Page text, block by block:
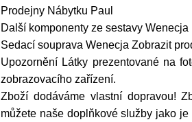
Prodejny Nábytku Paul
Další komponenty ze sestavy Wenecja
Sedací souprava Wenecja Zobrazit
Upozornění Látky prezentované na
zobrazovacího zařízení.
Zboží dodáváme vlastní dopravou!
můžete naše doplňkové služby jako